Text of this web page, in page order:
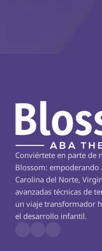
Conviértete en parte de
Blossom: empoderando
Carolina del Norte,
avanzadas técnicas de
un viaje transformador
el desarrollo infantil.